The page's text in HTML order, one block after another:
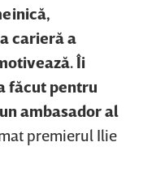
carieră a
Îi
făcut pentru
ambasador al
premierul Ilie